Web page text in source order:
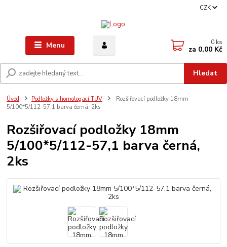
Menu
CZK
Hledat
0 ks
za 0,00 Kč
Úvod Podložky s homologací TÜV
Rozšiřovací podložky 18mm
5/100*5/112-57,1 barva černá, 2ks
Rozšiřovací podložky 18mm
5/100*5/112-57,1 barva černá,
2ks